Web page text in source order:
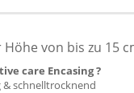
von bis zu 15
care Encasing ?
& schnelltrocknend